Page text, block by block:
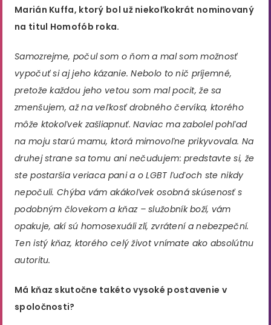
Marián Kuffa, ktorý bol už niekoľkokrát nominovaný
na titul Homofób roka.
Samozrejme, počul som o ňom a mal som možnosť
vypočuť si aj jeho kázanie. Nebolo to nič príjemné,
pretože každou jeho vetou som mal pocit, že sa
zmenšujem, až na veľkosť drobného červíka, ktorého
môže ktokoľvek zašliapnuť. Naviac ma zabolel pohľad
na moju starú mamu, ktorá mimovoľne prikyvovala. Na
druhej strane sa tomu ani nečudujem: predstavte si, že
ste postaršia veriaca pani a o LGBT ľuďoch ste nikdy
nepočuli. Chýba vám akákoľvek osobná skúsenosť s
podobným človekom a kňaz – služobník boží, vám
opakuje, akí sú homosexuáli zlí, zvrátení a nebezpeční.
Ten istý kňaz, ktorého celý život vnímate ako absolútnu
autoritu.
Má kňaz skutočne takéto vysoké postavenie v
spoločnosti?